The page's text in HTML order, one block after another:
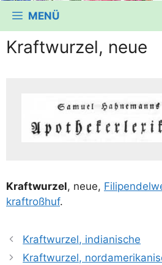
MENÜ
Kraftwurzel, neue
Kraft­wur­zel, neue,
kraftroß­huf.
Kraftwurzel, indianische
Kraftwurzel,